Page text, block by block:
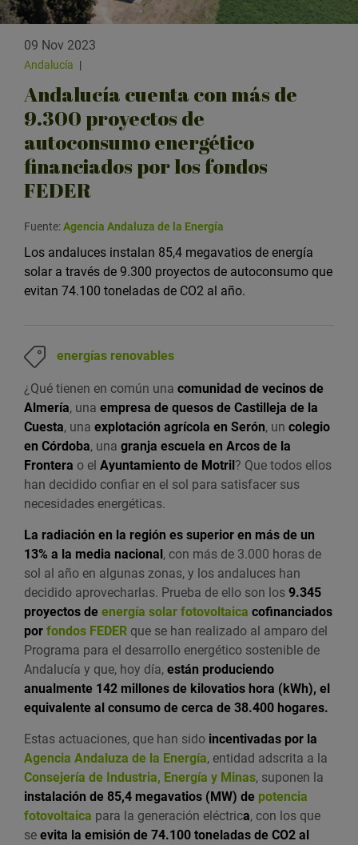
09 Nov 2023
Andalucía |
Andalucía cuenta con más de
9.300 proyectos de
autoconsumo energético
financiados por los fondos
FEDER
Fuente:Agencia Andaluza de la Energía
Los andaluces instalan 85,4 megavatios de energía
solar a través de 9.300 proyectos de autoconsumo que
evitan 74.100 toneladas de CO2 al año.
energías renovables
¿Qué tienen en común una comunidad de vecinos de
Almería, una empresa de quesos de Castilleja de la
Cuesta, una explotación agrícola en Serón, un colegio
en Córdoba, una granja escuela en Arcos de la
Frontera o el Ayuntamiento de Motril? Que todos ellos
han decidido confiar en el sol para satisfacer sus
necesidades energéticas.
La radiación en la región es superior en más de un
13% a la media nacional, con más de 3.000 horas de
sol al año en algunas zonas, y los andaluces han
decidido aprovecharlas. Prueba de ello son los 9.345
proyectos de energía solar fotovoltaica cofinanciados
por fondos FEDER que se han realizado al amparo del
Programa para el desarrollo energético sostenible de
Andalucía y que, hoy día, están produciendo
anualmente 142 millones de kilovatios hora (kWh), el
equivalente al consumo de cerca de 38.400 hogares.
Estas actuaciones, que han sido incentivadas por la
Agencia Andaluza de la Energía, entidad adscrita a la
Consejería de Industria, Energía y Minas, suponen la
instalación de 85,4 megavatios (MW) de potencia
fotovoltaica para la generación eléctrica, con los que
se evita la emisión de 74.100 toneladas de CO2 al